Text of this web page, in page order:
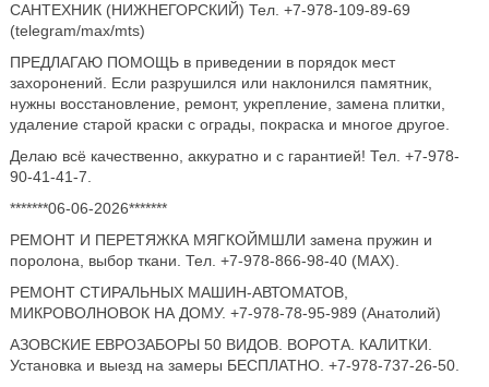
САНТЕХНИК (НИЖНЕГОРСКИЙ) Тел. +7-978-109-89-69
(telegram/max/mts)
ПРЕДЛАГАЮ ПОМОЩЬ в приведении в порядок мест
захоронений. Если разрушился или наклонился памятник,
нужны восстановление, ремонт, укрепление, замена плитки,
удаление старой краски с ограды, покраска и многое другое.
Делаю всё качественно, аккуратно и с гарантией! Тел. +7-978-
90-41-41-7.
*******06-06-2026*******
РЕМОНТ И ПЕРЕТЯЖКА МЯГКОЙМШЛИ замена пружин и
поролона, выбор ткани. Тел. +7-978-866-98-40 (МАХ).
РЕМОНТ СТИРАЛЬНЫХ МАШИН-АВТОМАТОВ,
МИКРОВОЛНОВОК НА ДОМУ. +7-978-78-95-989 (Анатолий)
АЗОВСКИЕ ЕВРОЗАБОРЫ 50 ВИДОВ. ВОРОТА. КАЛИТКИ.
Установка и выезд на замеры БЕСПЛАТНО. +7-978-737-26-50.